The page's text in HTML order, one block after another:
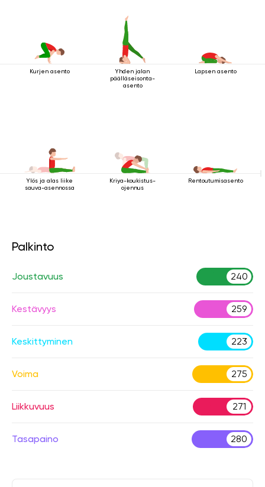
Kurjen asento
Yhden jalan
päälläseisonta-
asento
Lapsen asento
Ylös ja alas liike
sauva-asennossa
Kriya-koukistus-
ojennus
Rentoutumisasento
Palkinto
Joustavuus 240
Kestävyys 259
Keskittyminen 223
Voima 275
Liikkuvuus 271
Tasapaino 280